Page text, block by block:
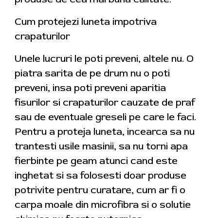
Cum protejezi luneta impotriva
crapaturilor
Unele lucruri le poti preveni, altele nu. O
piatra sarita de pe drum nu o poti
preveni, insa poti preveni aparitia
fisurilor si crapaturilor cauzate de praf
sau de eventuale greseli pe care le faci.
Pentru a proteja luneta, incearca sa nu
trantesti usile masinii, sa nu torni apa
fierbinte pe geam atunci cand este
inghetat si sa folosesti doar produse
potrivite pentru curatare, cum ar fi o
carpa moale din microfibra si o solutie